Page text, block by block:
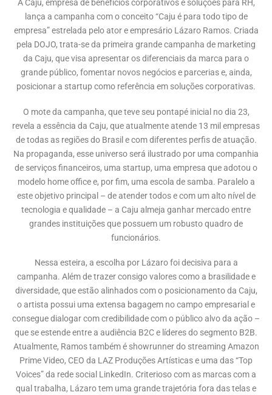
A Caju, empresa de benefícios corporativos e soluções para RH,
lança a campanha com o conceito “Caju é para todo tipo de
empresa” estrelada pelo ator e empresário Lázaro Ramos. Criada
pela DOJO, trata-se da primeira grande campanha de marketing
da Caju, que visa apresentar os diferenciais da marca para o
grande público, fomentar novos negócios e parcerias e, ainda,
posicionar a startup como referência em soluções corporativas.
O mote da campanha, que teve seu pontapé inicial no dia 23,
revela a essência da Caju, que atualmente atende 13 mil empresas
de todas as regiões do Brasil e com diferentes perfis de atuação.
Na propaganda, esse universo será ilustrado por uma companhia
de serviços financeiros, uma startup, uma empresa que adotou o
modelo home office e, por fim, uma escola de samba. Paralelo a
este objetivo principal – de atender todos e com um alto nível de
tecnologia e qualidade – a Caju almeja ganhar mercado entre
grandes instituições que possuem um robusto quadro de
funcionários.
Nessa esteira, a escolha por Lázaro foi decisiva para a
campanha. Além de trazer consigo valores como a brasilidade e
diversidade, que estão alinhados com o posicionamento da Caju,
o artista possui uma extensa bagagem no campo empresarial e
consegue dialogar com credibilidade com o público alvo da ação –
que se estende entre a audiência B2C e líderes do segmento B2B.
Atualmente, Ramos também é showrunner do streaming Amazon
Prime Video, CEO da LAZ Produções Artísticas e uma das “Top
Voices” da rede social LinkedIn. Criterioso com as marcas com a
qual trabalha, Lázaro tem uma grande trajetória fora das telas e